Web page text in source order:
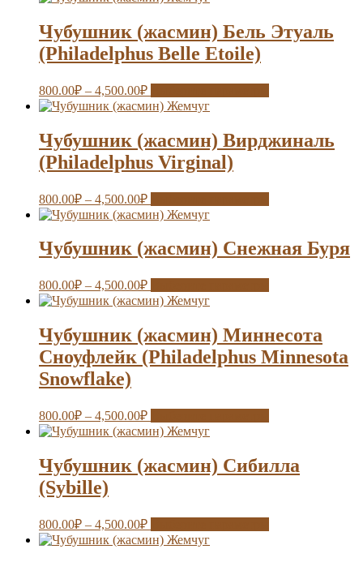
Чубушник (жасмин) Бель Этуаль
(Philadelphus Belle Etoile)
800.00₽ – 4,500.00₽
Чубушник (жасмин) Вирджиналь
(Philadelphus Virginal)
800.00₽ – 4,500.00₽
Чубушник (жасмин) Снежная Буря
800.00₽ – 4,500.00₽
Чубушник (жасмин) Миннесота
Сноуфлейк (Philadelphus Minnesota
Snowflake)
800.00₽ – 4,500.00₽
Чубушник (жасмин) Сибилла
(Sybille)
800.00₽ – 4,500.00₽